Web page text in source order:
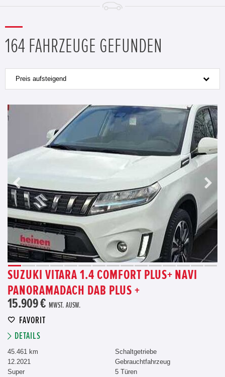
164 FAHRZEUGE GEFUNDEN
Preis aufsteigend
SUZUKI VITARA 1.4 COMFORT PLUS+ NAVI
PANORAMADACH DAB PLUS +
15.909 € MWST. AUSW.
FAVORIT
DETAILS
45.461 km
12.2021
Super
Schaltgetriebe
Gebrauchtfahrzeug
5 Türen